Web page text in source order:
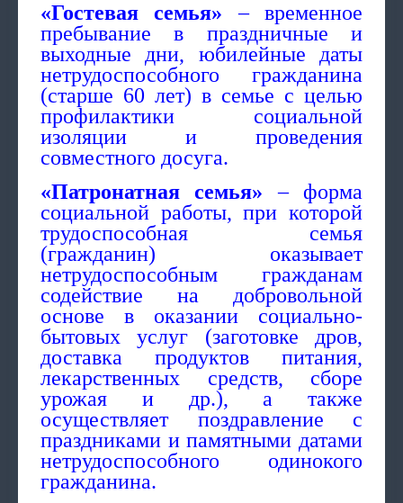
«Гостевая семья»– временное
пребывание в праздничные и
выходные дни, юбилейные даты
нетрудоспособного гражданина
(старше 60 лет) в семье с целью
профилактики социальной
изоляции и проведения
совместного досуга.
«Патронатная семья»– форма
социальной работы, при которой
трудоспособная семья
(гражданин) оказывает
нетрудоспособным гражданам
содействие на добровольной
основе в оказании социально-
бытовых услуг (заготовке дров,
доставка продуктов питания,
лекарственных средств, сборе
урожая и др.), а также
осуществляет поздравление с
праздниками и памятными датами
нетрудоспособного одинокого
гражданина.